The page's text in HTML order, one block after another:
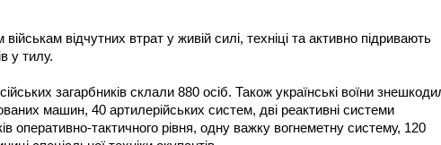
відчутних втрат у живій силі, техніці та активно підривають
у тилу.
загарбників склали 880 осіб. Також українські воїни
машин, 40 артилерійських систем, дві реактивні системи
оперативно-тактичного рівня, одну важку вогнеметну систему, 120